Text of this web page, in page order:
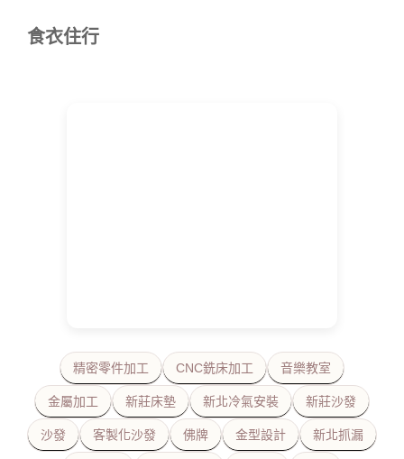
食衣住行
精密零件加工 CNC銑床加工 音樂教室
金屬加工 新莊床墊 新北冷氣安裝 新莊沙發
沙發 客製化沙發 佛牌 金型設計 新北抓漏